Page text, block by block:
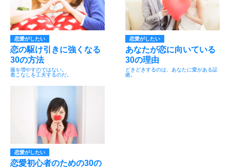
恋愛がしたい
恋の駆け引きに強くなる
30の方法
服を増やすのではない。
着こなしを工夫するのだ。
恋愛がしたい
あなたが恋に向いている
30の理由
どきどきするのは、あなたに愛がある証
拠。
恋愛がしたい
恋愛初心者のための30の